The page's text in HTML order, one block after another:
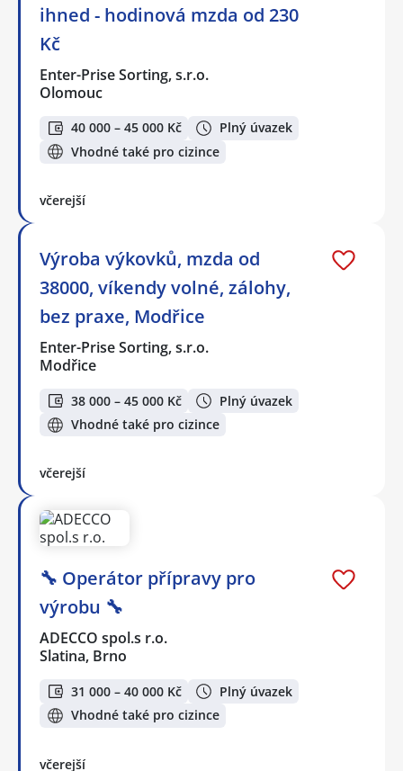
ihned - hodinová mzda od 230
Kč
Enter-Prise Sorting, s.r.o.
Olomouc
40 000 – 45 000 Kč
Plný úvazek
Vhodné také pro cizince
včerejší
Výroba výkovků, mzda od
38000, víkendy volné, zálohy,
bez praxe, Modřice
Enter-Prise Sorting, s.r.o.
Modřice
38 000 – 45 000 Kč
Plný úvazek
Vhodné také pro cizince
včerejší
🔧 Operátor přípravy pro
výrobu 🔧
ADECCO spol.s r.o.
Slatina, Brno
31 000 – 40 000 Kč
Plný úvazek
Vhodné také pro cizince
včerejší